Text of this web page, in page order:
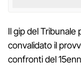
Il gip del Tribunale
convalidato il
confronti del